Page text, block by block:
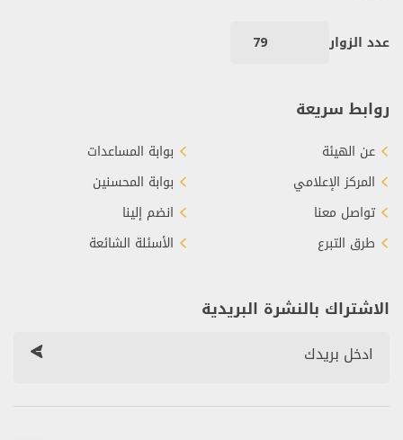
عدد الزوار 79
روابط سريعة
عن الهيئة
المركز الإعلامي
تواصل معنا
طرق التبرع
بوابة المساعدات
بوابة المحسنين
انضم إلينا
الأسئلة الشائعة
الاشتراك بالنشرة البريدية